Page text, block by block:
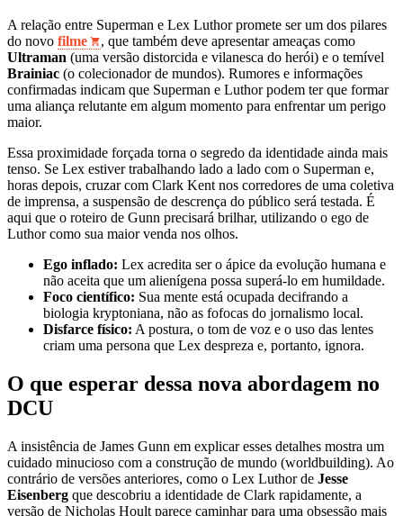
A relação entre Superman e Lex Luthor promete ser um dos pilares
do novo filme
, que também deve apresentar ameaças como
Ultraman (uma versão distorcida e vilanesca do herói) e o temível
Brainiac (o colecionador de mundos). Rumores e informações
confirmadas indicam que Superman e Luthor podem ter que formar
uma aliança relutante em algum momento para enfrentar um perigo
maior.
Essa proximidade forçada torna o segredo da identidade ainda mais
tenso. Se Lex estiver trabalhando lado a lado com o Superman e,
horas depois, cruzar com Clark Kent nos corredores de uma coletiva
de imprensa, a suspensão de descrença do público será testada. É
aqui que o roteiro de Gunn precisará brilhar, utilizando o ego de
Luthor como sua maior venda nos olhos.
Ego inflado: Lex acredita ser o ápice da evolução humana e
não aceita que um alienígena possa superá-lo em humildade.
Foco científico: Sua mente está ocupada decifrando a
biologia kryptoniana, não as fofocas do jornalismo local.
Disfarce físico: A postura, o tom de voz e o uso das lentes
criam uma persona que Lex despreza e, portanto, ignora.
O que esperar dessa nova abordagem no
DCU
A insistência de James Gunn em explicar esses detalhes mostra um
cuidado minucioso com a construção de mundo (worldbuilding). Ao
contrário de versões anteriores, como o Lex Luthor de Jesse
Eisenberg que descobriu a identidade de Clark rapidamente, a
versão de Nicholas Hoult parece caminhar para uma obsessão mais